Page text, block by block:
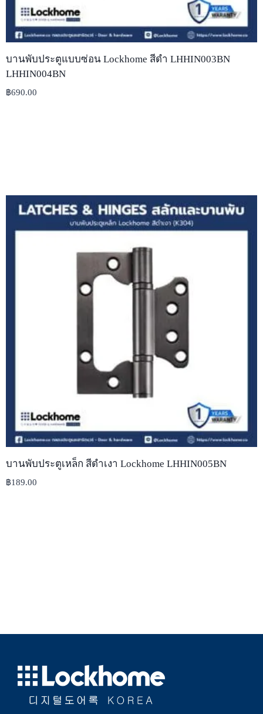
บานพับประตูแบบซ่อน Lockhome สีดำ LHHIN003BN
LHHIN004BN
฿690.00
บานพับประตูเหล็ก สีดำเงา Lockhome LHHIN005BN
฿189.00